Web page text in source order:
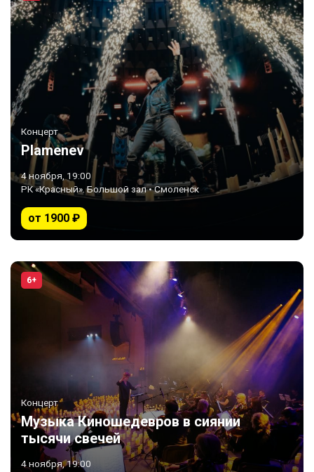
Концерт
Plamenev
4 ноября, 19:00
РК «Красный». Большой зал • Смоленск
от 1900 ₽
6+
Концерт
Музыка Киношедевров в сиянии
тысячи свечей
4 ноября, 19:00